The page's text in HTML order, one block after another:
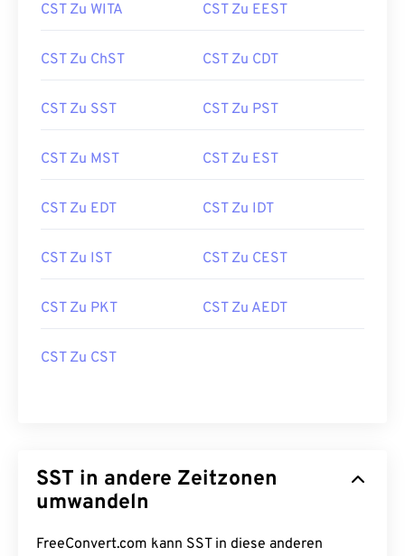
CST Zu WITA CST Zu EEST
CST Zu ChST CST Zu CDT
CST Zu SST CST Zu PST
CST Zu MST CST Zu EST
CST Zu EDT CST Zu IDT
CST Zu IST CST Zu CEST
CST Zu PKT CST Zu AEDT
CST Zu CST
SST in andere Zeitzonen
umwandeln
FreeConvert.com kann SST in diese anderen